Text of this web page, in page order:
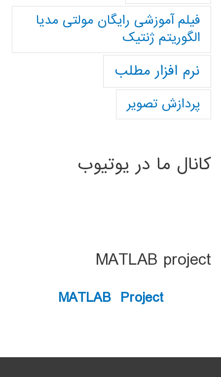
فیلم آموزشی رایگان مولتی مدیا
الگوریتم ژنتیک
نرم افزار مطلب
پردازش تصویر
کانال ما در یوتیوب
MATLAB project
MATLAB Project